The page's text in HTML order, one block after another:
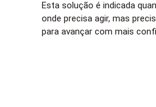
Esta solução é indicada
onde precisa agir, mas
para avançar com mais